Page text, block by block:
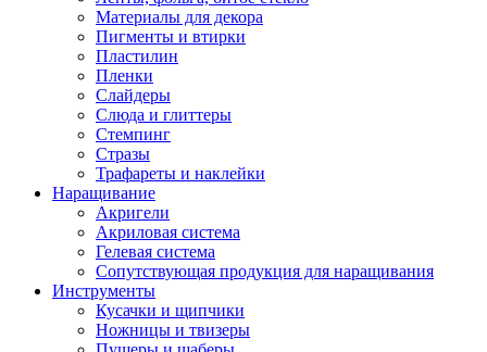
Материалы для декора
Пигменты и втирки
Пластилин
Пленки
Слайдеры
Слюда и глиттеры
Стемпинг
Стразы
Трафареты и наклейки
Наращивание
Акригели
Акриловая система
Гелевая система
Сопутствующая продукция для наращивания
Инструменты
Кусачки и щипчики
Ножницы и твизеры